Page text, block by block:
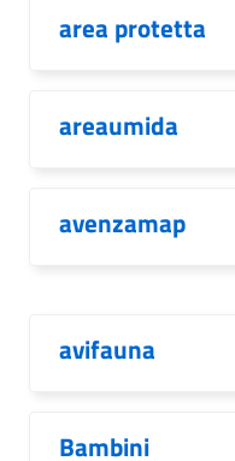
area protetta
areaumida
avenzamap
avifauna
Bambini